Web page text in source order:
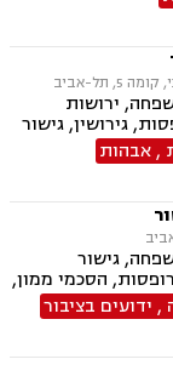
אחריות הורית,
ייפוי כוח
פינוי
ירושות
גירושין, גישור
ממון, זמני שהות,
בציבור, ייפוי כוח
אישי, תיאום
ניכור הורי,
,אבהות
גישור
הסכמי ממון,
הורות חד
ייפוי כוח
מזונות, זמני
, ידועים בציבור